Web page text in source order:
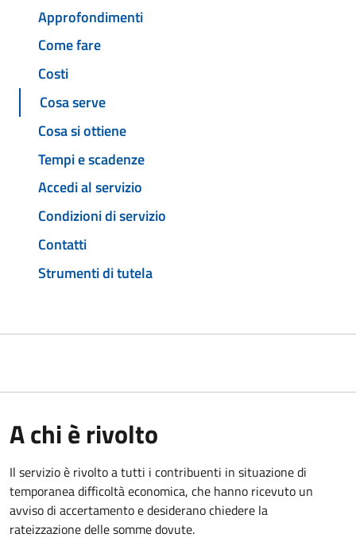
Approfondimenti
Come fare
Costi
Cosa serve
Cosa si ottiene
Tempi e scadenze
Accedi al servizio
Condizioni di servizio
Contatti
Strumenti di tutela
A chi è rivolto
Il servizio è rivolto a tutti i contribuenti in situazione di
temporanea difficoltà economica, che hanno ricevuto un
avviso di accertamento e desiderano chiedere la
rateizzazione delle somme dovute.